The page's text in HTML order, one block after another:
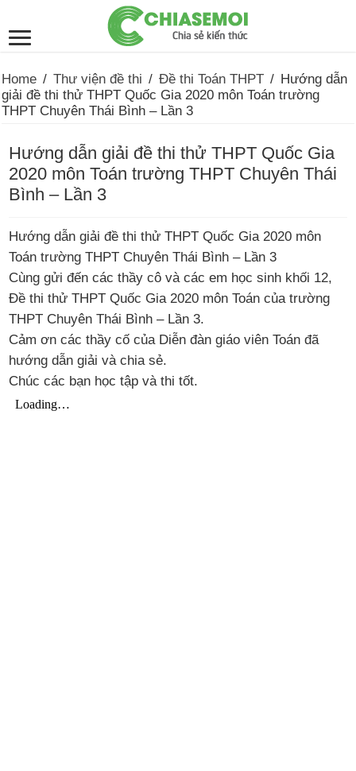
Home / Thư viện đề thi / Đề thi Toán THPT / Hướng dẫn
giải đề thi thử THPT Quốc Gia 2020 môn Toán trường
THPT Chuyên Thái Bình – Lần 3
Hướng dẫn giải đề thi thử THPT Quốc Gia
2020 môn Toán trường THPT Chuyên Thái
Bình – Lần 3
Hướng dẫn giải đề thi thử THPT Quốc Gia 2020 môn
Toán trường THPT Chuyên Thái Bình – Lần 3
Cùng gửi đến các thầy cô và các em học sinh khối 12,
Đề thi thử THPT Quốc Gia 2020 môn Toán của trường
THPT Chuyên Thái Bình – Lần 3.
Cảm ơn các thầy cố của Diễn đàn giáo viên Toán đã
hướng dẫn giải và chia sẻ.
Chúc các bạn học tập và thi tốt.